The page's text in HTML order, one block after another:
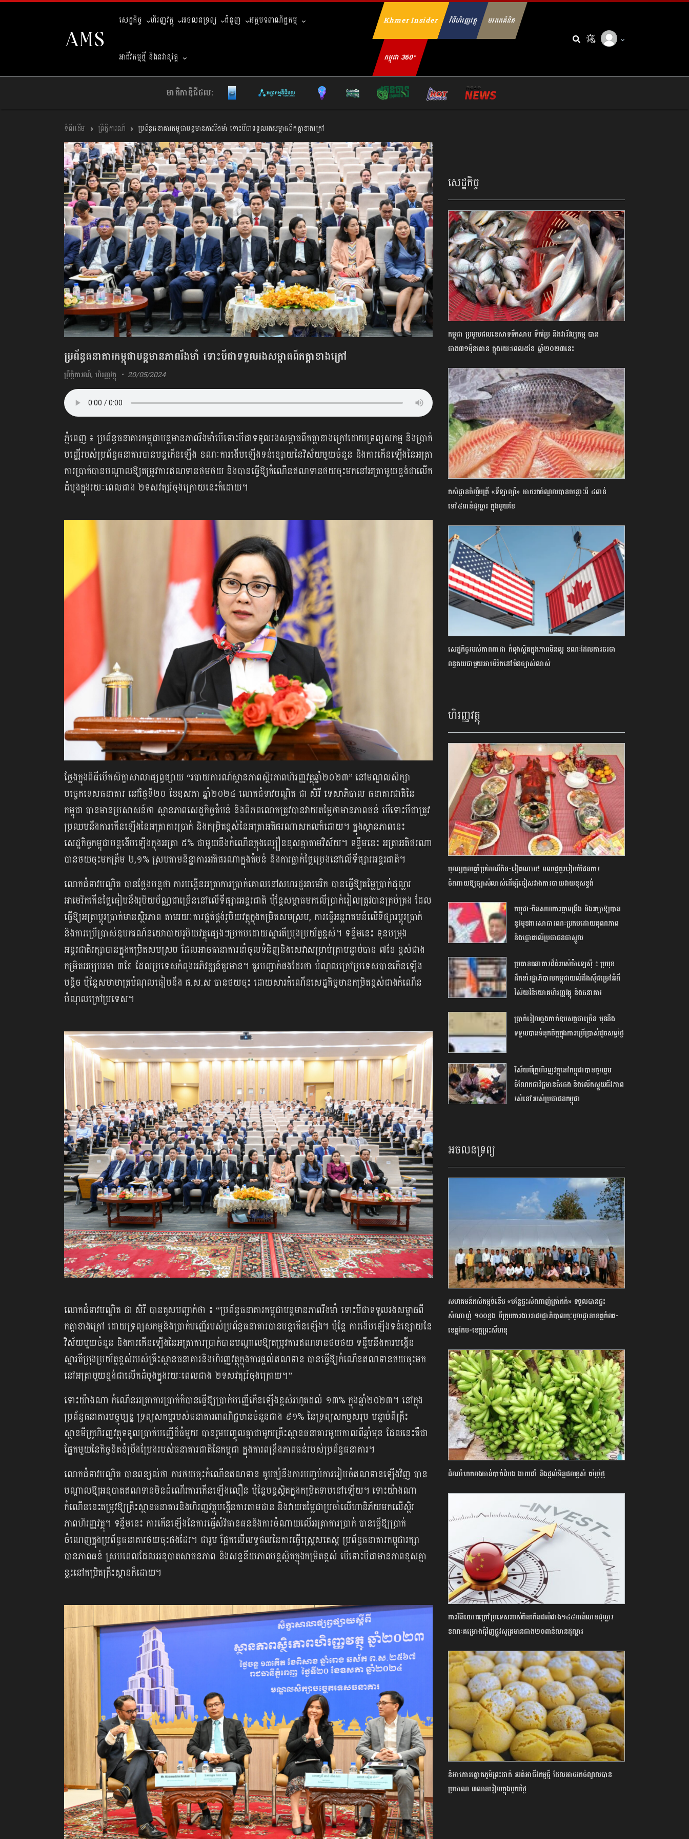
សេដ្ឋកិច្ច ហិរញ្ញវត្ថុ អចលនទ្រព្យ ជំនួញ អត្ថបទពាណិជ្ជកម្ម
អាជីវកម្មថ្មី និងនវានុវត្ត
Khmer Insider វិថីហិរញ្ញវត្ថុ មរតកគំនិត
កម្ពុជា 360°
មាតិកាឌីជីថល:
ព្រឹត្តិការណ៍ ប្រព័ន្ធធនាគារកម្ពុជាបន្តមានភាពរឹងមាំ ទោះបីជាទទួលរងសម្ពាធពីកត្តាខាងក្រៅ
ប្រព័ន្ធធនាគារកម្ពុជាបន្តមានភាពរឹងមាំ ទោះបីជាទទួលរងសម្ពាធពីកត្តាខាងក្រៅ
ព្រឹត្តិការណ៍,ហិរញ្ញវត្ថុ 20/05/2024
ភ្នំពេញ ៖ ប្រព័ន្ធធនាគារកម្ពុជាបន្តមានភាពរឹងមាំបើទោះបីជាទទួលរងសម្ពាធពីកត្តាខាងក្រៅដោយទ្រព្យសកម្ម និងប្រាក់
បញ្ញើរបស់ប្រព័ន្ធធនាគារបានបន្តកើនឡើង ខណៈការងើបឡើងទន់ខ្សោយនៃវិស័យមួយចំនួន និងការកើនឡើងនៃអត្រា
ការប្រាក់បានបណ្តាលឱ្យតម្រូវការឥណទានថមថយ និងបានធ្វើឱ្យកំណើនឥណទានថយចុះមកនៅអត្រាមួយខ្ទង់ជាលើក
ដំបូងក្នុងរយៈពេលជាង ២ទសវត្សរ៍ចុងក្រោយនេះក៏ដោយ។
ថ្លែងក្នុងពិធីបើកសិក្ខាសាលាផ្សព្វផ្សាយ “របាយការណ៍ស្ថានភាពស្ថិរភាពហិរញ្ញវត្ថុឆ្នាំ២០២៣” នៅមណ្ឌលសិក្សា
បច្ចេកទេសធនាគារ នៅថ្ងៃទី២០ ខែឧសភា ឆ្នាំ២០២៤ លោកជំទាវបណ្ឌិត ជា សិរី ទេសាភិបាល ធនាគារជាតិនៃ
កម្ពុជា បានមានប្រសាសន៍ថា ស្ថានភាពសេដ្ឋកិច្ចតំបន់ និងពិភពលោកត្រូវបានវាយតម្លៃថាមានភាពធន់ បើទោះបីជាត្រូវ
ប្រឈមនឹងការកើនឡើងនៃអត្រាការប្រាក់ និងកម្រិតខ្ពស់នៃអត្រាអតិផរណាសកលក៏ដោយ។ ក្នុងស្ថានភាពនេះ
សេដ្ឋកិច្ចកម្ពុជាបន្តងើបឡើងក្នុងអត្រា ៥% ជាមួយនឹងកំណើនក្នុងល្បឿនខុសគ្នាតាមវិស័យ។ ទន្ទឹមនេះ អត្រាអតិផរណា
បានថយចុះមកត្រឹម ២,១% ស្របតាមនិន្នាការអតិផរណាក្នុងតំបន់ និងការធ្លាក់ថ្លៃប្រេងនៅលើទីផ្សារអន្តរជាតិ។
លោកជំទាវបណ្ឌិត បានថ្លែងបន្តថា​ ការបង្កើនអត្រាការប្រាក់គោលនៅសហរដ្ឋអាមេរិក បានធ្វើឱ្យតម្លៃប្រាក់ដុល្លារ
អាមេរិកកើនថ្លៃធៀបនឹងរូបិយប័ណ្ណជាច្រើននៅលើទីផ្សារអន្តរជាតិ ប៉ុន្តែសម្ពាធមកលើប្រាក់រៀលត្រូវបានគ្រប់គ្រង ដែល
ធ្វើឱ្យអត្រាប្តូរប្រាក់មានស្ថិរភាព តាមរយៈការផ្គត់ផ្គង់រូបិយវត្ថុក្នុងកម្រិតសមស្រប, ការធ្វើអន្តរាគមន៍លើទីផ្សារប្តូរប្រាក់
និងការប្រើប្រាស់ឧបករណ៍នយោបាយរូបិយវត្ថុផ្សេងៗប្រកបដោយស្មារតីប្រុងប្រយ័ត្នខ្ពស់។ ទន្ទឹមនេះ ទុនបម្រុង
អន្តរជាតិរក្សាបានក្នុងកម្រិតសមស្រប ដែលអាចធានាការនាំចូលទំនិញនិងសេវាសម្រាប់គ្រាបន្ទាប់បាន ៧ខែ ខ្ពស់ជាង
កម្រិតអប្បបរមា ៣ខែ ដែលប្រទេសកំពុងអភិវឌ្ឍន៍គួរមាន។ គួរបញ្ជាក់ផងដែរថា បំណុលក្រៅប្រទេសបានកើនឡើង
បន្តិច ប៉ុន្តែសមាមាត្របំណុលធៀបនឹង ផ.ស.ស បានថយចុះ ដោយសារកំណើនសេដ្ឋកិច្ចមានកម្រិតខ្ពស់ជាងកំណើន
បំណុលក្រៅប្រទេស។
លោកជំទាវបណ្ឌិត ជា សិរី បានគូសបញ្ជាក់ថា ៖ “ប្រព័ន្ធធនាគារកម្ពុជាបន្តមានភាពរឹងមាំ ទោះបីជាទទួលរងសម្ពាធពី
កត្តាខាងក្រៅ ដោយទ្រព្យសកម្មនិងប្រាក់បញ្ញើរបស់ប្រព័ន្ធធនាគារបានបន្តកើនឡើង។ ប៉ុន្តែ ការងើបឡើងទន់ខ្សោយនៃ
វិស័យមួយចំនួន និងការកើនឡើងនៃអត្រាការប្រាក់បានបណ្តាលឱ្យតម្រូវការឥណទានថមថយ ទន្ទឹមនឹងការបង្កើន
ស្មារតីប្រុងប្រយ័ត្នខ្ពស់របស់គ្រឹះស្ថានធនាគារនិងហិរញ្ញវត្ថុក្នុងការផ្តល់ឥណទាន បានធ្វើឱ្យកំណើនឥណទានថយចុះមក
នៅអត្រាមួយខ្ទង់ជាលើកដំបូងក្នុងរយៈពេលជាង ២ទសវត្សរ៍ចុងក្រោយ។”
ទោះយ៉ាងណា កំណើនអត្រាការប្រាក់ក៏បានធ្វើឱ្យប្រាក់បញ្ញើកើនឡើងខ្ពស់រហូតដល់ ១៣% ក្នុងឆ្នាំ២០២៣។ នៅក្នុង
ប្រព័ន្ធធនាគារបច្ចុប្បន្ន ទ្រព្យសកម្មរបស់ធនាគារពាណិជ្ជមានចំនួនជាង ៩១% នៃទ្រព្យសកម្មសរុប បន្ទាប់ពីគ្រឹះ
ស្ថានមីក្រូហិរញ្ញវត្ថុទទួលប្រាក់បញ្ញើដ៏ធំមួយ បានរួមបញ្ចូលគ្នាជាមួយគ្រឹះស្ថានធនាគារមួយកាលពីឆ្នាំមុន ដែលនេះគឺជា
ផ្នែកមួយនៃកិច្ចខិតខំប្រឹងប្រែងរបស់ធនាគារជាតិនៃកម្ពុជា ក្នុងការពង្រឹងភាពធន់របស់ប្រព័ន្ធធនាគារ។
លោកជំទាវបណ្ឌិត បានពន្យល់ថា ការថយចុះកំណើនឥណទាន គួបផ្សំនឹងការបញ្ចប់ការរៀបចំឥណទានឡើងវិញ បាន
បណ្តាលឱ្យអនុបាតឥណទានមិនដំណើរការកើនឡើងលឿន ប៉ុន្តែបន្តស្ថិតក្នុងកម្រិតទាបនៅឡើយ។ ទោះយ៉ាងណា
កំណើននេះតម្រូវឱ្យគ្រឹះស្ថានធនាគារនិងហិរញ្ញវត្ថុបង្កើនការតាមដាន និងវាយតម្លៃជាប្រចាំលើហានិភ័យមកលើស្ថិរ
ភាពហិរញ្ញវត្ថុ។ ទន្ទឹមនេះ ការកើនឡើងនៃការធ្វើសំវិធានធននិងការចំណាយលើអត្រាការប្រាក់ បានធ្វើឱ្យប្រាក់
ចំណេញក្នុងប្រព័ន្ធធនាគារថយចុះផងដែរ។ ជារួម ផ្អែកលើលទ្ធផលនៃការធ្វើស្រ្តេសតេស្ត ប្រព័ន្ធធនាគារកម្ពុជារក្សា
បានភាពធន់ ស្របពេលដែលអនុបាតសាធនភាព និងសន្ទនីយភាពបន្តស្ថិតក្នុងកម្រិតខ្ពស់ បើទោះបីជាមានភាពខុសគ្នា
ខ្លះនៅកម្រិតគ្រឹះស្ថានក៏ដោយ។
សេដ្ឋកិច្ច
កម្ពុជា ប្រមូលផលនេសាទទឹកសាប ទឹកប្រៃ និងវារីវប្បកម្ម បាន
ជាង៣១ម៉ឺនតោន ក្នុងរយៈពេល៥ខែ ឆ្នាំ២០២៣នេះ
កសិដ្ឋានចិញ្ចឹមត្រី «ទីឡាព្យ៉ា» អាចរកចំណូលបានចន្លោះពី ៤ពាន់
ទៅ៥ពាន់ដុល្លារ ក្នុងមួយខែ
សេដ្ឋកិច្ចរបស់កាណាដា កំពុងស្ថិតក្នុងភាពមិនល្អ ខណៈដែលការចរចា
ពន្ធគយជាមួយអាម៉េរិកនៅមិនច្បាស់លាស់
ហិរញ្ញវត្ថុ
បុណ្យចូលឆ្នាំប្រពៃណីចិន-វៀតណាម! ពលរដ្ឋគួររៀបចំផែនការ
ចំណាយឱ្យច្បាស់លាស់ដើម្បីចៀសវាងការចាយវាយខុសខ្ទង់
កម្ពុជា-ចិនសហការគ្នាពង្រឹង និងរក្សាឱ្យបាន
នូវមុខងារសាធារណៈប្រកបដោយគុណភាព
និងផ្តោតលើប្រជាជនជាស្នូល
ប្រធានធនាគារដ៏ធំរបស់ម៉ាឡេស៊ី ៖ ប្រមុខ
ដឹកនាំរដ្ឋាភិបាលកម្ពុជាយល់ដឹងស៊ីជម្រៅអំពី
វិស័យវិនិយោគហិរញ្ញវត្ថុ និងធនាគារ
ប្រាក់រៀលឆ្លងកាត់ឧបសគ្គជាច្រើ​ន មុននឹង
ទទួលបានទំនុកចិត្តក្នុងការប្រើប្រាស់ដូចសព្វថ្ងៃ
វិស័យមីក្រូហិរញ្ញវត្ថុនៅកម្ពុជាបានចូលរួម
ចំណែកជាវិជ្ជមានធំធេង និងលើកស្ទួយជីវភាព
រស់នៅរបស់ប្រជាជនកម្ពុជា
អចលនទ្រព្យ
សហគមន៍កសិកម្មទំនើប «បន្លែផ្ទះសំណាញ់ត្រាំកក់» ទទួលបានផ្ទះ
សំណាញ់ ១០០ខ្នង ពីក្រុមការងាររាជរដ្ឋាភិបាលចុះមូលដ្ឋានខេត្តកំពត-
ខេត្តកែប-ខេត្តព្រះសីហនុ
ដំណាំចេកពងមាន់បាត់ដំបង ងាយដាំ និងផ្ដល់ទិន្នផលខ្ពស់ តម្លៃថ្លៃ
ការវិនិយោគក្រៅប្រទេសរបស់ចិនកើនដល់ជាង១៤៥ពាន់លានដុល្លារ
ខណៈគម្រោងជុំវិញផ្លូវសូត្រមានជាង២០ពាន់លានដុល្លារ
នំអាកោរត្នោតភូមិព្រះដាក់ របត់អាជីវកម្មថ្មី ដែលអាចរកចំណូលបាន
ប្រមាណ ៣លានរៀលក្នុងមួយថ្ងៃ